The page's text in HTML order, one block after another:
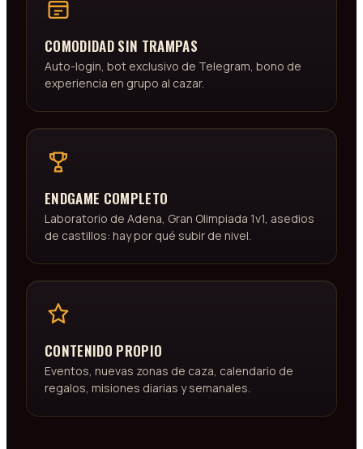
COMODIDAD SIN TRAMPAS
Auto-login, bot exclusivo de Telegram, bono de
experiencia en grupo al cazar.
ENDGAME COMPLETO
Laboratorio de Adena, Gran Olimpiada 1v1, asedios
de castillos: hay por qué subir de nivel.
CONTENIDO PROPIO
Eventos, nuevas zonas de caza, calendario de
regalos, misiones diarias y semanales.